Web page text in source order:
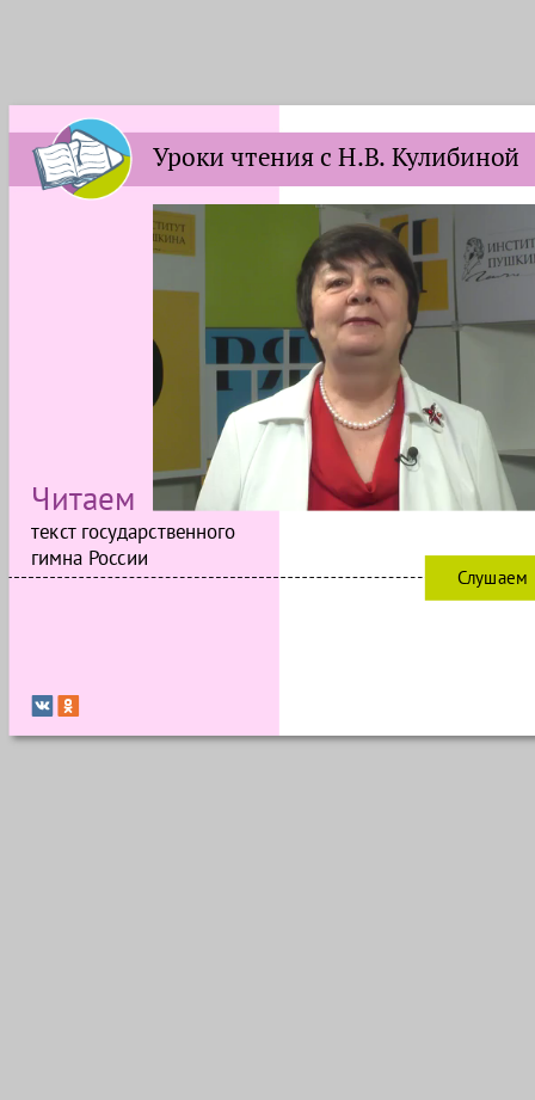
Слушаем
Уроки чтения с Н.В. Кулибиной
Читаем
текст государственного
гимна России